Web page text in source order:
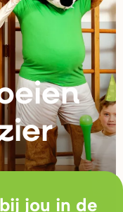
r
jou in de